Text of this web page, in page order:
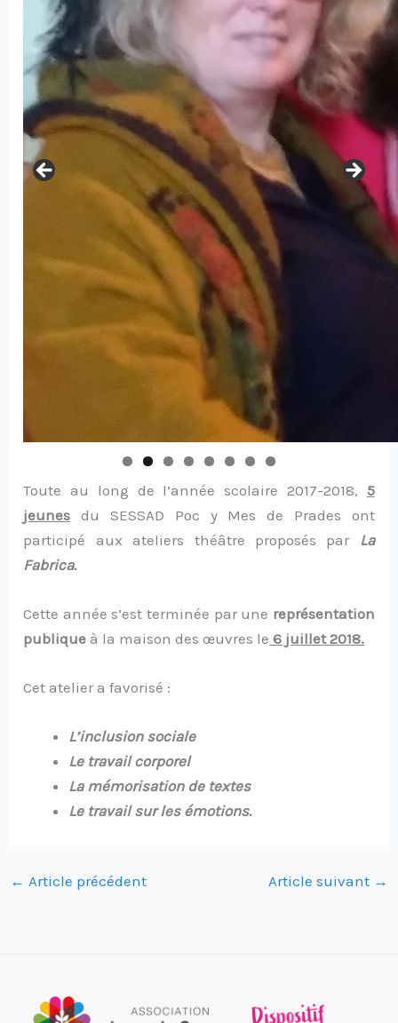
Toute au long de l’année scolaire 2017-2018, 5
jeunes du SESSAD Poc y Mes de Prades ont
participé aux ateliers théâtre proposés par
La
Fabrica.
Cette année s’est terminée par une représentation
publique à la maison des œuvres le 6 juillet 2018.
Cet atelier a favorisé :
L’inclusion sociale
Le travail corporel
La mémorisation de textes
Le travail sur les émotions.
← Article précédent Article suivant →